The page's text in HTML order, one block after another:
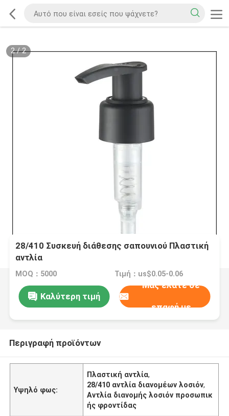
2/2
28/410 Συσκευή διάθεσης σαπουνιού Πλαστική
αντλία
MOQ：5000 Τιμή：us$0.05-0.06
Καλύτερη τιμή
Μας ελάτε σε
επαφή με
Περιγραφή προϊόντων
Υψηλό φως:
Πλαστική αντλία,
28/410 αντλία διανομέων λοσιόν,
Αντλία διανομής λοσιόν προσωπικ
ής φροντίδας